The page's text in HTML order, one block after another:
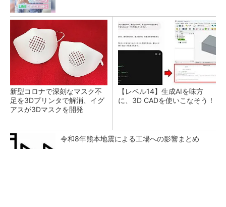
新型コロナで深刻なマスク不
足を3Dプリンタで解消、イグ
アスが3Dマスクを開発
【レベル14】生成AIを味方
に、3D CADを使いこなそう！
令和8年熊本地震による工場への影響まとめ